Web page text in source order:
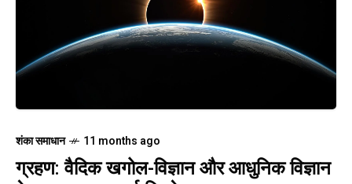
शंका समाधान 11 months ago
ग्रहण: वैदिक खगोल-विज्ञान और आधुनिक विज्ञान